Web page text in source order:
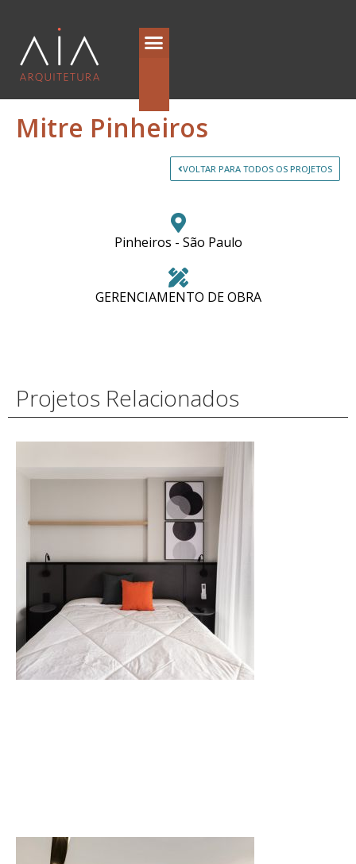
Mitre Pinheiros
VOLTAR PARA TODOS OS PROJETOS
Pinheiros - São Paulo
GERENCIAMENTO DE OBRA
Projetos Relacionados